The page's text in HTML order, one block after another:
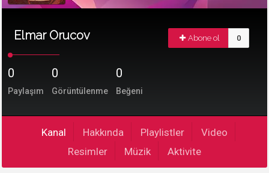
Elmar Orucov Abone ol 0
0
Paylaşım
0
Görüntülenme
0
Beğeni
Kanal Hakkında Playlistler
Video
Resimler
Müzik Aktivite